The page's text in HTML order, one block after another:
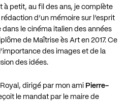
à petit, au fil des ans, je complète
d’un mémoire sur l’esprit
le cinéma italien des années
de Maîtrise ès Art en 2017. Ce
des images et de la
des idées.
dirigé par mon ami Pierre-
le mandat par le maire de